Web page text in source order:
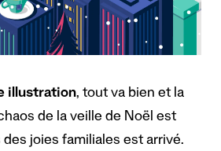
illustration, tout va bien et la
de la veille de Noël est
joies familiales est arrivé.